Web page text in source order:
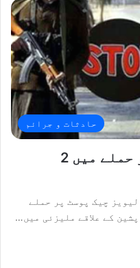
حادثات و جرائم
لیویز چیک پوسٹ پر حملے میں 2
چیک پوسٹ پر حملے